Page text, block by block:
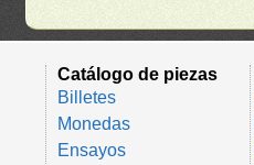
Catálogo de piezas
Billetes
Monedas
Ensayos